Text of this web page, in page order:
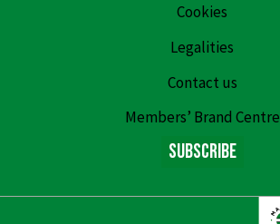
Cookies
Legalities
Contact us
Members’ Brand Centre
Subscribe